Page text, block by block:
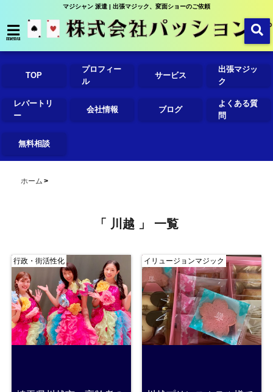
マジシャン 派遣 | 出張マジック、変面ショーのご依頼
menu
TOP
プロフィー
ル
サービス
出張マジッ
ク
レパートリ
ー
会社情報 ブログ
よくある質
問
無料相談
ホーム
「 川越 」 一覧
行政・街活性化 イリュージョンマジック